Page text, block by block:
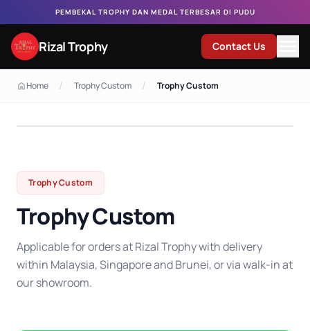
PEMBEKAL TROPHY DAN MEDAL TERBESAR DI PUDU
Rizal Trophy Contact Us
Home / Trophy Custom / Trophy Custom
Trophy Custom
Trophy Custom
Applicable for orders at Rizal Trophy with delivery
within Malaysia, Singapore and Brunei, or via walk-in at
our showroom.